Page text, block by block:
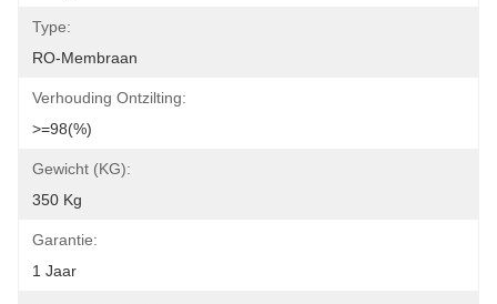
Type:
RO-Membraan
Verhouding Ontzilting:
>=98(%)
Gewicht (KG):
350 Kg
Garantie:
1 Jaar